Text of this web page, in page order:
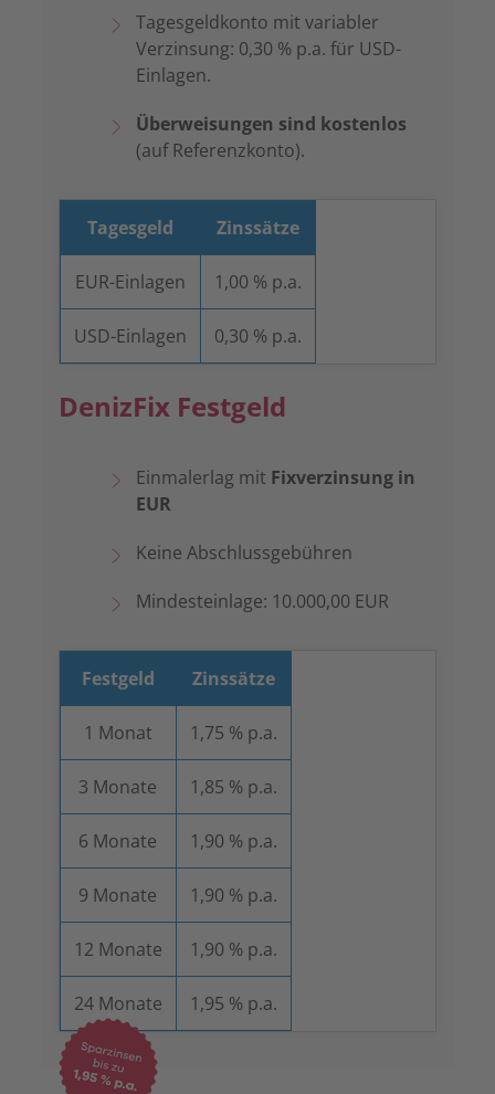
Tagesgeldkonto mit variabler
Verzinsung: 0,30 % p.a. für USD-
Einlagen.
Überweisungen sind kostenlos
(auf Referenzkonto).
Tagesgeld Zinssätze
EUR-Einlagen 1,00 % p.a.
USD-Einlagen 0,30 % p.a.
DenizFix Festgeld
Einmalerlag mit Fixverzinsung in
EUR
Keine Abschlussgebühren
Mindesteinlage: 10.000,00 EUR
Festgeld Zinssätze
1 Monat 1,75 % p.a.
3 Monate 1,85 % p.a.
6 Monate 1,90 % p.a.
9 Monate 1,90 % p.a.
12 Monate 1,90 % p.a.
24 Monate 1,95 % p.a.